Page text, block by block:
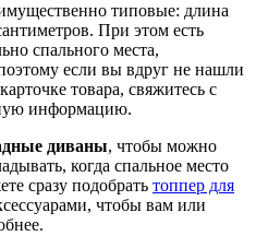
типовые: длина
При этом есть
спального места,
если вы вдруг не нашли
товара, свяжитесь с
информацию.
диваны, чтобы можно
когда спальное место
сразу подобрать топпер для
чтобы вам или